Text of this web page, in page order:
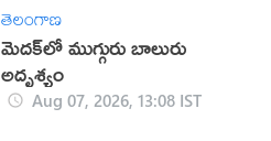
తెలంగాణ
మెదక్‌లో ముగ్గురు బాలురు
అదృశ్యం
Aug 07, 2026, 13:08 IST